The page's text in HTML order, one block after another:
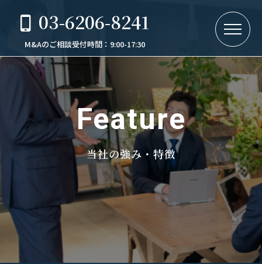
03-6206-8241
M&Aのご相談受付時間：9:00-17:30
Feature
当社の強み・特徴